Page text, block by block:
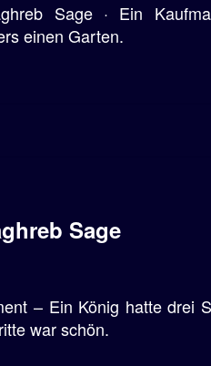
Sage · Ein
einen Garten.
Sage
– Ein König hatte drei
war schön.